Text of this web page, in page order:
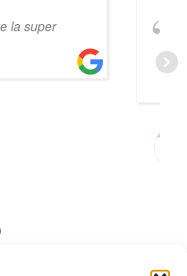
produse , recomand cu